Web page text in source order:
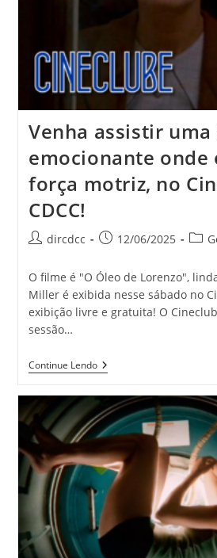
Venha assistir
emocionante onde
força motriz, no
CDCC!
dircdcc 12/06/2025
O filme é "O Óleo de Lorenzo",
Miller é exibida nesse sábado no
exibição livre e gratuita! O
sessão…
Continue Lendo